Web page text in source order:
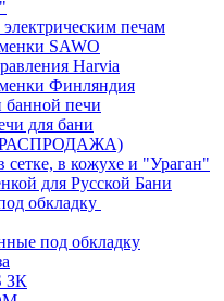
электрическим печам
SAWO
Harvia
Финляндия
печи
для бани
в кожухе и "Ураган"
для Русской Бани
обкладку
под обкладку
ЗК